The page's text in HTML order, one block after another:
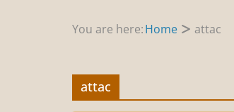
You are here:Home attac
attac